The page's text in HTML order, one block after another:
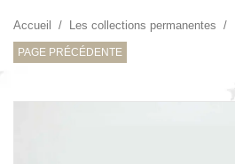
Accueil / Les collections permanentes /
PAGE PRÉCÉDENTE